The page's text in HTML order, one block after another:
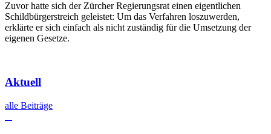
Zuvor hatte sich der Zürcher Regierungs­­rat einen eigentlichen
Schildbürgerstreich geleistet: Um das Verfahren loszuwerden,
erklärte er sich einfach als nicht ­zuständig für die Umsetzung der
eigenen Gesetze.
Aktuell
alle Beiträge